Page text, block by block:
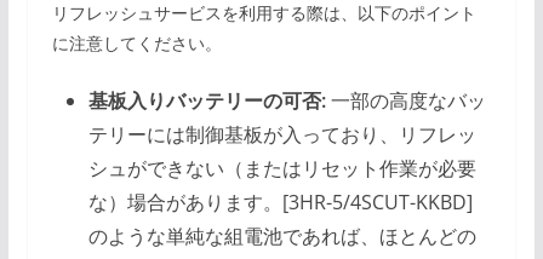
リフレッシュサービスを利用する際は、以下のポイント
に注意してください。
基板入りバッテリーの可否:一部の高度なバッ
テリーには制御基板が入っており、リフレッ
シュができない（またはリセット作業が必要
な）場合があります。[3HR-5/4SCUT-KKBD]
のような単純な組電池であれば、ほとんどの